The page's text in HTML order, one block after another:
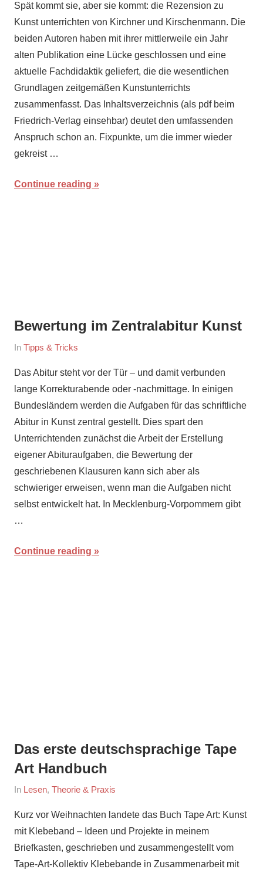
30,
2016
Spät kommt sie, aber sie kommt: die Rezension zu
Kunst unterrichten von Kirchner und Kirschenmann. Die
beiden Autoren haben mit ihrer mittlerweile ein Jahr
alten Publikation eine Lücke geschlossen und eine
aktuelle Fachdidaktik geliefert, die die wesentlichen
Grundlagen zeitgemäßen Kunstunterrichts
zusammenfasst. Das Inhaltsverzeichnis (als pdf beim
Friedrich-Verlag einsehbar) deutet den umfassenden
Anspruch schon an. Fixpunkte, um die immer wieder
gekreist …
Continue reading
Bewertung im Zentralabitur Kunst
On
13,
2016
By
In Tipps & Tricks
Das Abitur steht vor der Tür – und damit verbunden
lange Korrekturabende oder -nachmittage. In einigen
Bundesländern werden die Aufgaben für das schriftliche
Abitur in Kunst zentral gestellt. Dies spart den
Unterrichtenden zunächst die Arbeit der Erstellung
eigener Abituraufgaben, die Bewertung der
geschriebenen Klausuren kann sich aber als
schwieriger erweisen, wenn man die Aufgaben nicht
selbst entwickelt hat. In Mecklenburg-Vorpommern gibt
…
Continue reading
Das erste deutschsprachige Tape
Art Handbuch
On
15,
2016
By
In Lesen, Theorie & Praxis
Kurz vor Weihnachten landete das Buch Tape Art: Kunst
mit Klebeband – Ideen und Projekte in meinem
Briefkasten, geschrieben und zusammengestellt vom
Tape-Art-Kollektiv Klebebande in Zusammenarbeit mit